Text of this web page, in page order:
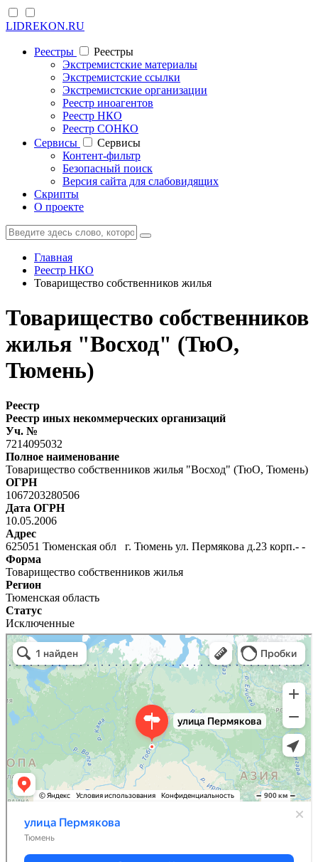
LIDREKON.RU
Реестры
Реестры
Экстремистские материалы
Экстремистские ссылки
Экстремистские организации
Реестр иноагентов
Реестр НКО
Реестр СОНКО
Cервисы
Cервисы
Контент-фильтр
Безопасный поиск
Версия сайта для слабовидящих
Скрипты
О проекте
Главная
Реестр НКО
Товарищество собственников жилья
Товарищество собственников
жилья "Восход" (ТюО,
Тюмень)
Реестр
Реестр иных некоммерческих организаций
Уч. №
7214095032
Полное наименование
Товарищество собственников жилья "Восход" (ТюО, Тюмень)
ОГРН
1067203280506
Дата ОГРН
10.05.2006
Адрес
625051 Тюменская обл г. Тюмень ул. Пермякова д.23 корп.- -
Форма
Товарищество собственников жилья
Регион
Тюменская область
Статус
Исключенные